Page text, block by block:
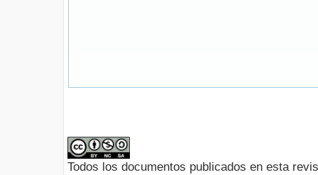
Todos los documentos publicados en esta